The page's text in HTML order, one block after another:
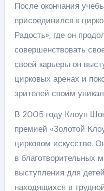
После окончания
присоединился к
Радость», где он
совершенствовать
своей карьеры он
цирковых аренах и
зрителей своим
В 2005 году Клоун
премией «Золотой
цирковом искусстве.
в благотворительных
выступления для
находящихся в